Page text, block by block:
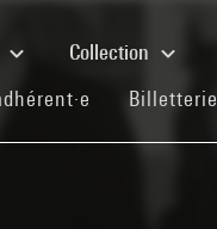
Collection
(current)
Billetterie